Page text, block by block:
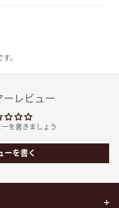
。
ーレビュー
を書きましょう
ーを書く